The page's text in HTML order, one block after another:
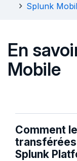
Splunk
En
Mobile
Comment
Splunk